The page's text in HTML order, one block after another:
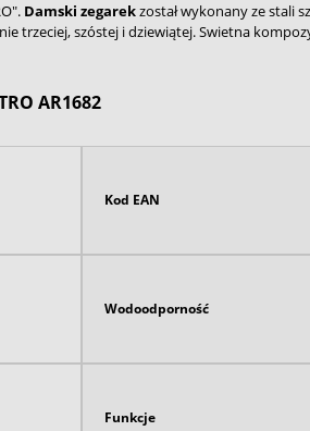
Damski zegarekzostał wykonany ze stali
trzeciej, szóstej i dziewiątej. Swietna
AR1682
Kod EAN
Wodoodporność
Funkcje